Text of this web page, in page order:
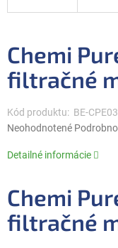
Chemi
filtračné
Kód produktu: BE-CPE03
Priemerné
produktu
z
5
hviezdičiek.
Neohodnotené
Detailné informácie
Chemi
filtračné